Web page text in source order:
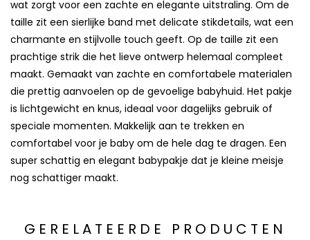
wat zorgt voor een zachte en elegante uitstraling. Om de
taille zit een sierlijke band met delicate stikdetails, wat een
charmante en stijlvolle touch geeft. Op de taille zit een
prachtige strik die het lieve ontwerp helemaal compleet
maakt. Gemaakt van zachte en comfortabele materialen
die prettig aanvoelen op de gevoelige babyhuid. Het pakje
is lichtgewicht en knus, ideaal voor dagelijks gebruik of
speciale momenten. Makkelijk aan te trekken en
comfortabel voor je baby om de hele dag te dragen. Een
super schattig en elegant babypakje dat je kleine meisje
nog schattiger maakt.
GERELATEERDE PRODUCTEN